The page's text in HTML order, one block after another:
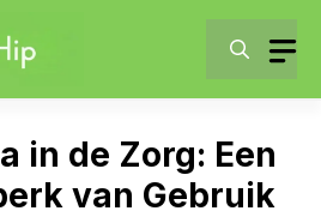
in de Zorg: Een
van Gebruik